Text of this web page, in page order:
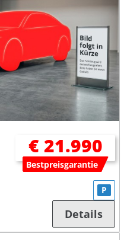
€ 21.990
Bestpreisgarantie
P
Details